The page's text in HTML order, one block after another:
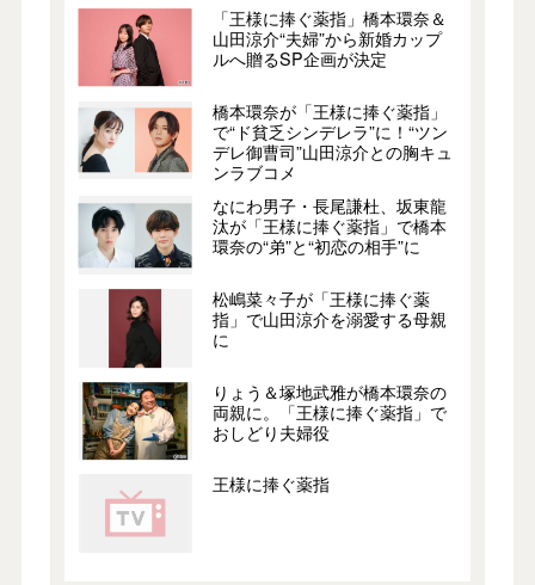
「王様に捧ぐ薬指」橋本環奈＆
山田涼介“夫婦”から新婚カップ
ルへ贈るSP企画が決定
橋本環奈が「王様に捧ぐ薬指」
で“ド貧乏シンデレラ”に！“ツン
デレ御曹司”山田涼介との胸キュ
ンラブコメ
なにわ男子・長尾謙杜、坂東龍
汰が「王様に捧ぐ薬指」で橋本
環奈の“弟”と“初恋の相手”に
松嶋菜々子が「王様に捧ぐ薬
指」で山田涼介を溺愛する母親
に
りょう＆塚地武雅が橋本環奈の
両親に。「王様に捧ぐ薬指」で
おしどり夫婦役
王様に捧ぐ薬指